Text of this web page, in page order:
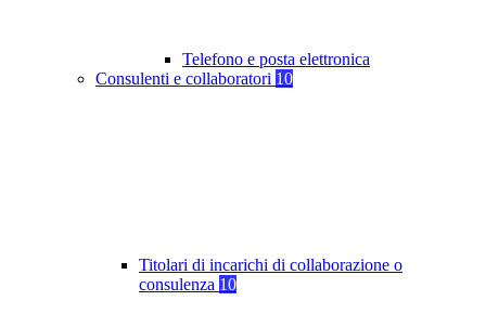
Telefono e posta elettronica
Consulenti e collaboratori 10
Titolari di incarichi di collaborazione o
consulenza 10